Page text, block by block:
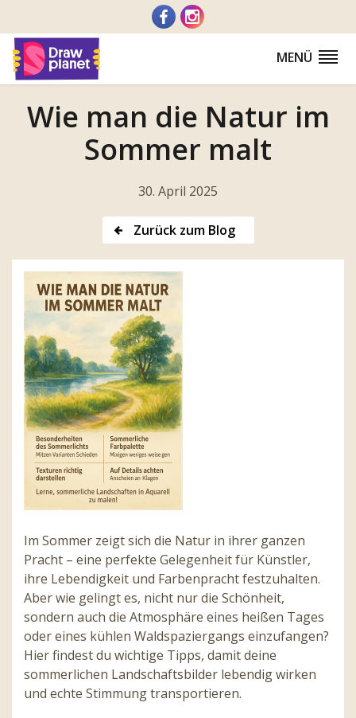
springen
MENÜ
Wie man die Natur im
Sommer malt
30. April 2025
Zurück zum Blog
Im Sommer zeigt sich die Natur in ihrer ganzen
Pracht – eine perfekte Gelegenheit für Künstler,
ihre Lebendigkeit und Farbenpracht festzuhalten.
Aber wie gelingt es, nicht nur die Schönheit,
sondern auch die Atmosphäre eines heißen Tages
oder eines kühlen Waldspaziergangs einzufangen?
Hier findest du wichtige Tipps, damit deine
sommerlichen Landschaftsbilder lebendig wirken
und echte Stimmung transportieren.